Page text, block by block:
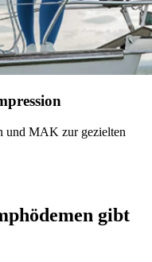
und MAK zur gezielten
gibt